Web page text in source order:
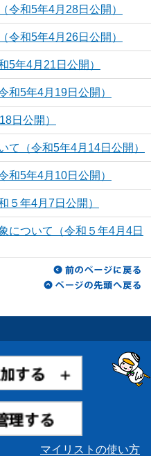
令和5年4月28日公開）
令和5年4月26日公開）
5年4月21日公開）
和5年4月19日公開）
日公開）
て（令和5年4月14日公開）
和5年4月10日公開）
５年4月7日公開）
について（令和５年4月4日
マイリストの使い方